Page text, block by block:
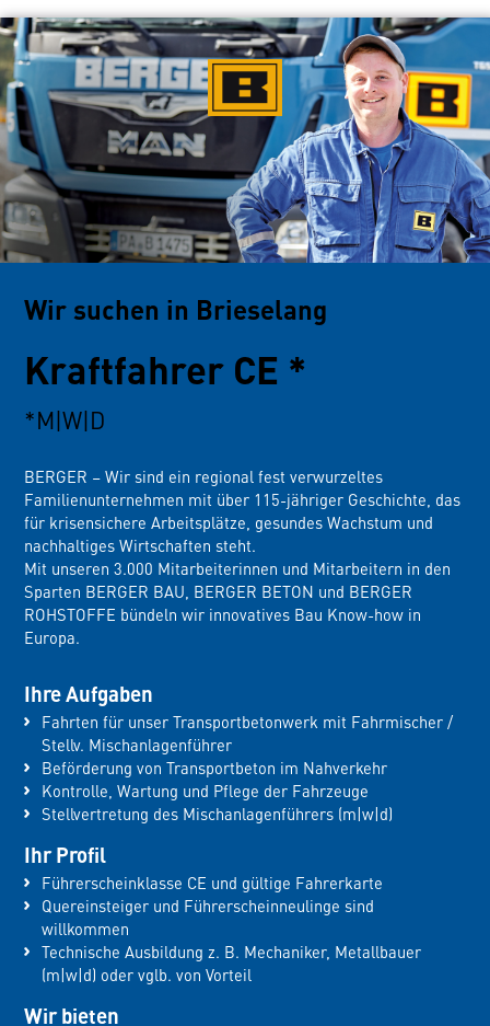
Wir suchen in Brieselang
Kraftfahrer CE *
*M|W|D
BERGER – Wir sind ein regional fest verwurzeltes
Familienunternehmen mit über 115-jähriger Geschichte, das
für krisensichere Arbeitsplätze, gesundes Wachstum und
nachhaltiges Wirtschaften steht.
Mit unseren 3.000 Mitarbeiterinnen und Mitarbeitern in den
Sparten BERGER BAU, BERGER BETON und BERGER
ROHSTOFFE bündeln wir innovatives Bau Know-how in
Europa.
Ihre Aufgaben
Fahrten für unser Transportbetonwerk mit Fahrmischer /
Stellv. Mischanlagenführer
Beförderung von Transportbeton im Nahverkehr
Kontrolle, Wartung und Pflege der Fahrzeuge
Stellvertretung des Mischanlagenführers (m|w|d)
Ihr Profil
Führerscheinklasse CE und gültige Fahrerkarte
Quereinsteiger und Führerscheinneulinge sind
willkommen
Technische Ausbildung z. B. Mechaniker, Metallbauer
(m|w|d) oder vglb. von Vorteil
Wir bieten